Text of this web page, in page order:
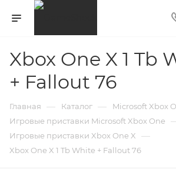
Xbox One X 1 Tb
+ Fallout 76
Главная — Каталог — Microsoft Xbox
Игровые приставки Microsoft Xbox One
Игровые приставки Xbox One X —
Xbox One X 1 Tb White + Fallout 76